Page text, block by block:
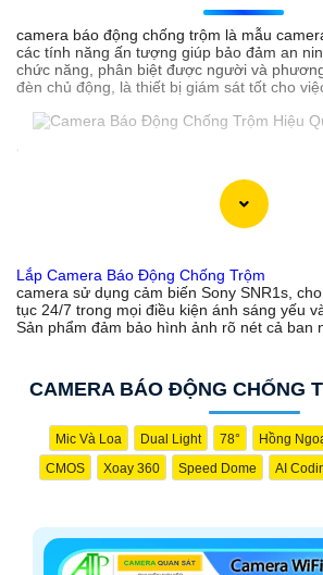
camera báo động chống trộm là mẫu
các tính năng ấn tượng giúp bảo đảm an
chức năng, phân biệt được người và
đèn chủ động, là thiết bị giám sát tốt cho
Lắp Camera Báo Động Chống Trộm
camera sử dụng cảm biến Sony SNR1s,
tục 24/7 trong mọi điều kiện ánh sáng yếu
Sản phẩm đảm bảo hình ảnh rõ nét cả ban
CAMERA BÁO ĐỘNG CHỐNG
Mic Và Loa Dual Light 78° Hồng
CMOS
Xoay 360 Speed Dome AI